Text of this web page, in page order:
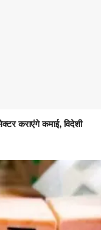
कराएंगे कमाई, विदेशी